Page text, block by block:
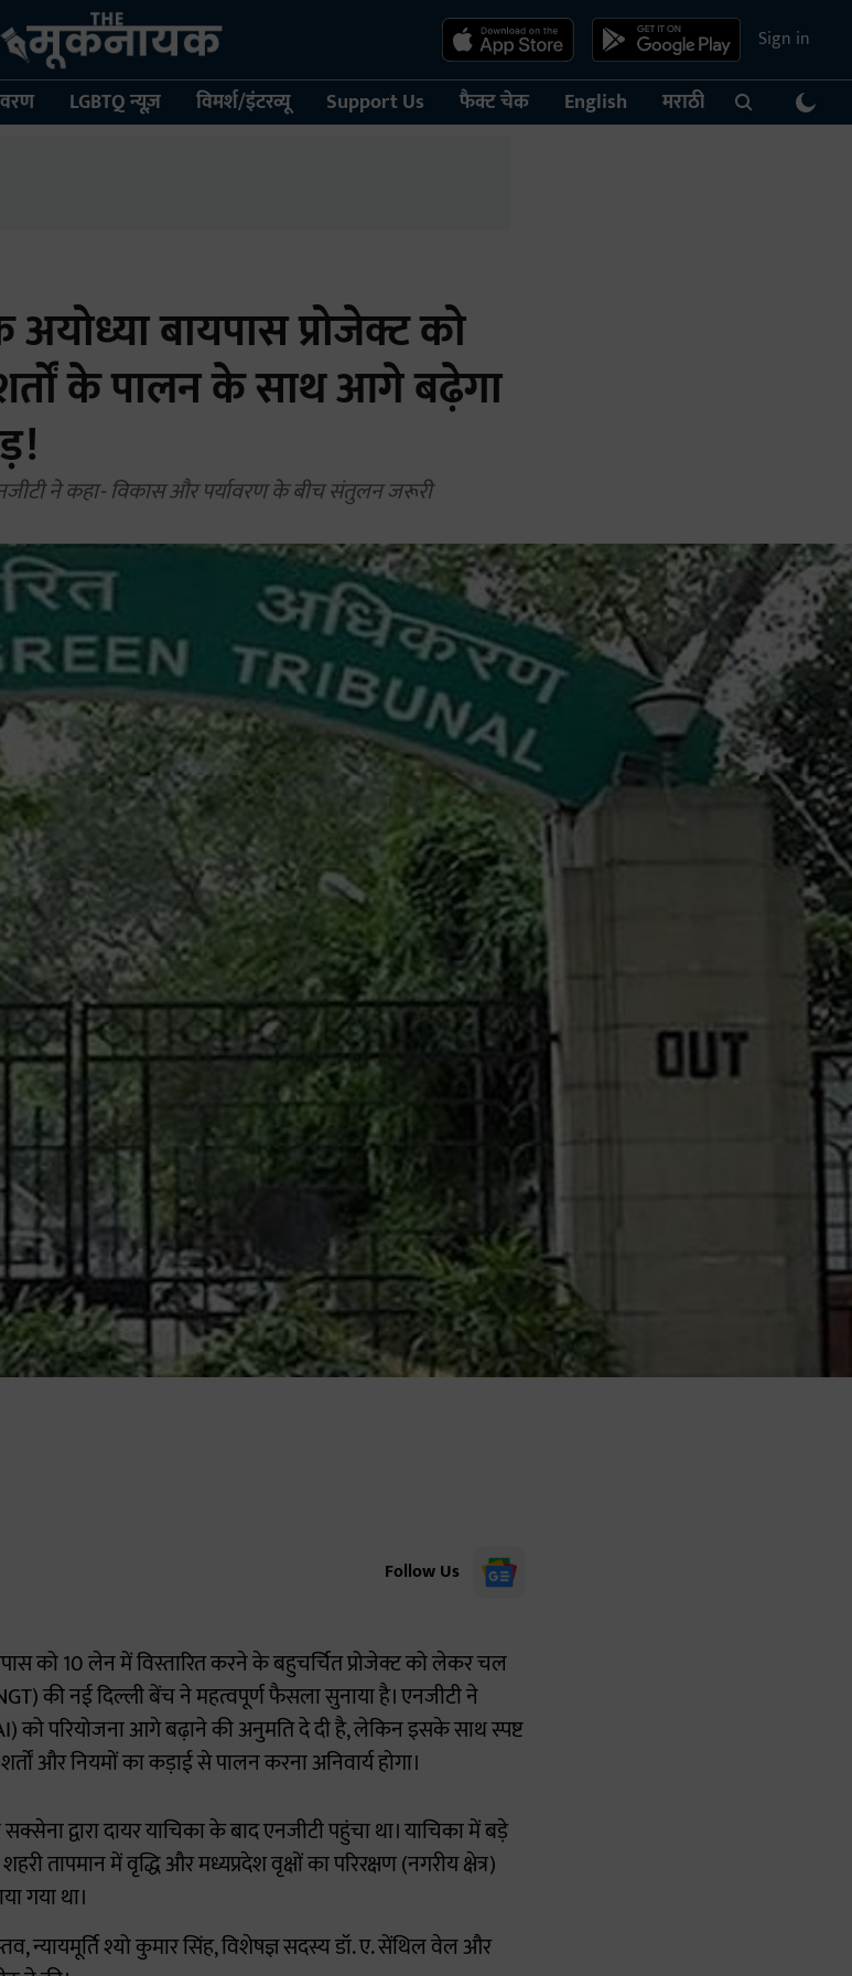
Sign in
LGBTQ न्यूज़ विमर्श/इंटरव्यू Support Us फैक्ट चेक English मराठी
बायपास प्रोजेक्ट को
के पालन के साथ आगे बढ़ेगा
ने कहा- विकास और पर्यावरण के बीच संतुलन जरूरी
Follow Us
को 10 लेन में विस्तारित करने के बहुचर्चित प्रोजेक्ट को लेकर चल
की नई दिल्ली बेंच ने महत्वपूर्ण फैसला सुनाया है। एनजीटी ने
को परियोजना आगे बढ़ाने की अनुमति दे दी है, लेकिन इसके साथ स्पष्ट
और नियमों का कड़ाई से पालन करना अनिवार्य होगा।
द्वारा दायर याचिका के बाद एनजीटी पहुंचा था। याचिका में बड़े
तापमान में वृद्धि और मध्यप्रदेश वृक्षों का परिरक्षण (नगरीय क्षेत्र)
गया था।
न्यायमूर्ति श्यो कुमार सिंह, विशेषज्ञ सदस्य डॉ. ए. सेंथिल वेल और